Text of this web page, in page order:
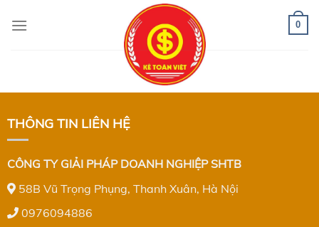
0
THÔNG TIN LIÊN HỆ
CÔNG TY GIẢI PHÁP DOANH NGHIỆP SHTB
58B Vũ Trọng Phụng, Thanh Xuân, Hà Nội
0976094886